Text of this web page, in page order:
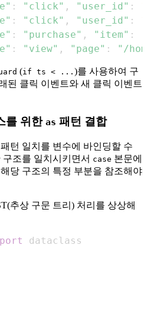
: "click" , "user_id" :
: "click" , "user_id" :
: "purchase" , "item" :
: "view" , "page" : "/
(if ts < ... )를 사용하여 구
된 클릭 이벤트와 새 클릭 이벤트
를 위한 as 패턴 결합
턴 일치를 변수에 바인딩할 수
조를 일치시키면서 case 본문에
당 구조의 특정 부분을 참조해야
추상 구문 트리) 처리를 상상해